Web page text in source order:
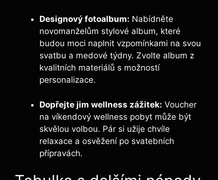
Designový fotoalbum: Nabídněte
novomanželům stylové album, které
budou moci naplnit vzpomínkami na svou
svatbu a medové týdny. Zvolte album z
kvalitních materiálů s možností
personalizace.
Dopřejte jim wellness zážitek: Voucher
na víkendový wellness pobyt může být
skvělou volbou. Pár si užije chvíle
relaxace a osvěžení po svatebních
přípravách.